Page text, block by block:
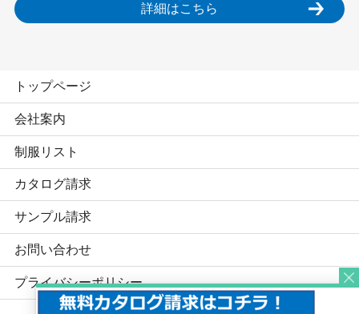
詳細はこちら
トップページ
会社案内
制服リスト
カタログ請求
サンプル請求
お問い合わせ
プライバシーポリシー